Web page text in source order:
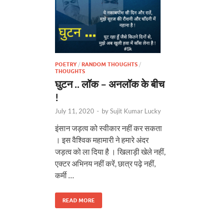
POETRY / RANDOM THOUGHTS /
THOUGHTS
घुटन .. लॉक – अनलॉक के बीच
!
July 11, 2020 - bySujit Kumar Lucky
इंसान जड़त्व को स्वीकार नहीं कर सकता
। इस वैश्विक महामारी ने हमारे अंदर
जड़त्व को ला दिया है । खिलाड़ी खेले नहीं,
एक्टर अभिनय नहीं करें, छात्र पढ़े नहीं,
कर्मी …
READ MORE